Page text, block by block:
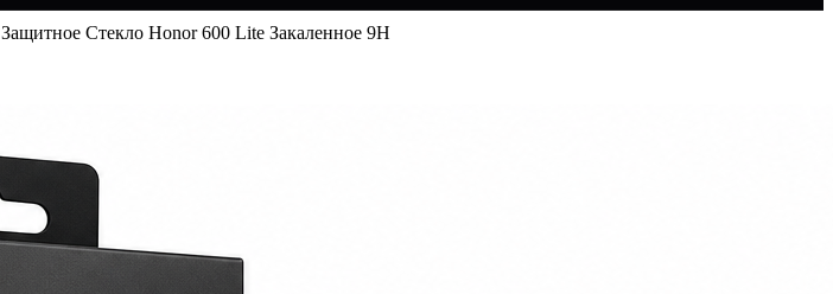
Защитное Стекло Honor 600 Lite Закаленное 9H